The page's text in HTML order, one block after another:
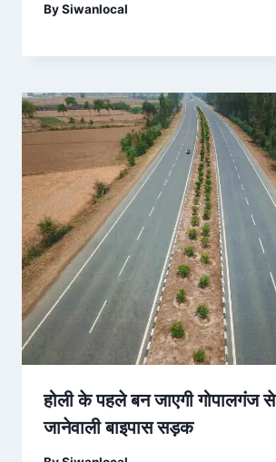
BySiwanlocal
होली के पहले बन जाएगी गोपालगंज
जानेवाली बाइपास सड़क